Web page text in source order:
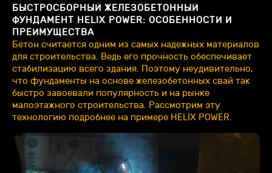
БЫСТРОСБОРНЫЙ ЖЕЛЕЗОБЕТОННЫЙ
ФУНДАМЕНТ HELIX POWER: ОСОБЕННОСТИ И
ПРЕИМУЩЕСТВА
Бетон считается одним из самых надежных материалов
для строительства. Ведь его прочность обеспечивает
стабилизацию всего здания. Поэтому неудивительно,
что фундаменты на основе железобетонных свай так
быстро завоевали популярность и на рынке
малоэтажного строительства. Рассмотрим эту
технологию подробнее на примере HELIX POWER.